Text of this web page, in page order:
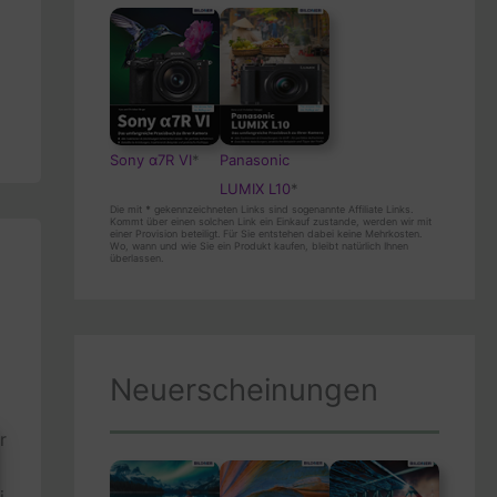
Sony α7R VI*
Panasonic
LUMIX L10*
Die mit * gekennzeichneten Links sind sogenannte Affiliate Links.
Kommt über einen solchen Link ein Einkauf zustande, werden wir mit
einer Provision beteiligt. Für Sie entstehen dabei keine Mehrkosten.
Wo, wann und wie Sie ein Produkt kaufen, bleibt natürlich Ihnen
überlassen.
Neuerscheinungen